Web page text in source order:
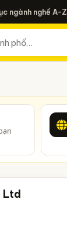
ngành nghề A-Z
Ltd